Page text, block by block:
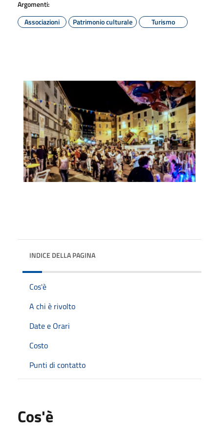
Argomenti:
Associazioni
Patrimonio culturale Turismo
INDICE DELLA PAGINA
Cos'è
A chi è rivolto
Date e Orari
Costo
Punti di contatto
Cos'è